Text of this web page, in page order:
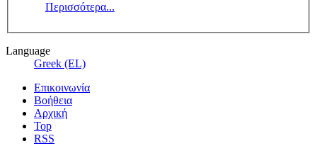
Περισσότερα...
Language
Greek (EL)
Επικοινωνία
Βοήθεια
Αρχική
Top
RSS